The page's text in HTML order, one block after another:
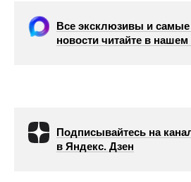
Все эксклюзивы и
новости читайте в
Подписывайтесь на
в Яндекс. Дзен